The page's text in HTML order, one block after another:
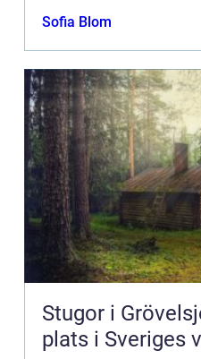
Sofia Blom
Stugor i
plats i Sveriges